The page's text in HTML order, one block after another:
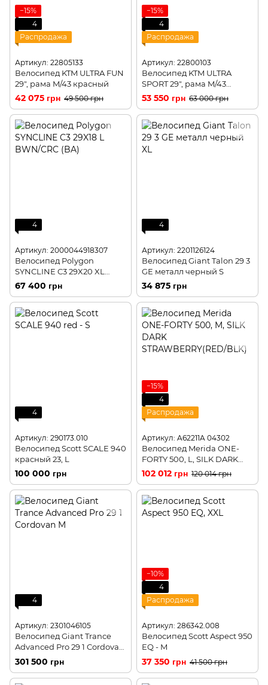
−15%
4
Распродажа
Артикул: 22805133
Велосипед KTM ULTRA FUN
29", рама M/43 красный
42 075 грн 49 500 грн
−15%
4
Распродажа
Артикул: 22800103
Велосипед KTM ULTRA
SPORT 29", рама M/43
серый
53 550 грн 63 000 грн
4
Артикул: 2000044918307
Велосипед Polygon
SYNCLINE C3 29X20 XL
BWN/CRC (BA)
67 400 грн
4
Артикул: 2201126124
Велосипед Giant Talon 29 3
GE металл черный S
34 875 грн
4
Артикул: 290173.010
Велосипед Scott SCALE 940
красный 23, L
100 000 грн
−15%
4
Распродажа
Артикул: A62211A 04302
Велосипед Merida ONE-
FORTY 500, L, SILK DARK
STRAWBERRY(RED/BLK)
102 012 грн 120 014 грн
4
Артикул: 2301046105
Велосипед Giant Trance
Advanced Pro 29 1 Cordovan
M
301 500 грн
−10%
4
Распродажа
Артикул: 286342.008
Велосипед Scott Aspect 950
EQ - M
37 350 грн 41 500 грн